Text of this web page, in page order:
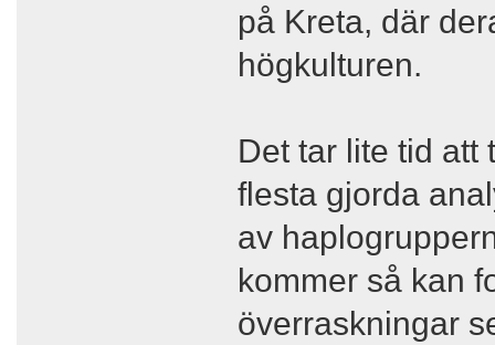
på Kreta, där
högkulturen.
Det tar lite tid att
flesta gjorda
av
kommer så kan
överraskningar